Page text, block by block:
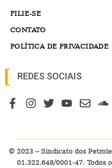
FILIE-SE
CONTATO
POLÍTICA DE PRIVACIDADE
REDES SOCIAIS
© 2023 – Sindicato dos
01.322.648/0001-47. Todos